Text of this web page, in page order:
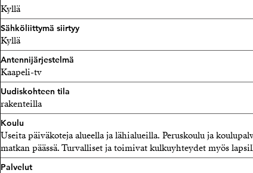
Kyllä
Sähköliittymä siirtyy
Kyllä
Antennijärjestelmä
Kaapeli-tv
Uudiskohteen tila
rakenteilla
Koulu
Useita päiväkoteja alueella ja lähialueilla. Peruskoulu ja
matkan päässä. Turvalliset ja toimivat kulkuyhteydet myös
Palvelut